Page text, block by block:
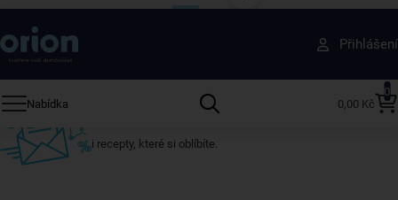
Přihlášení
Nabídka
0
0,00 Kč
Získejte rady, recepty a tipy na slevy dřív než
ostatní
Přihlaste se k odběru našeho newsletteru.
i recepty, které si oblíbíte.